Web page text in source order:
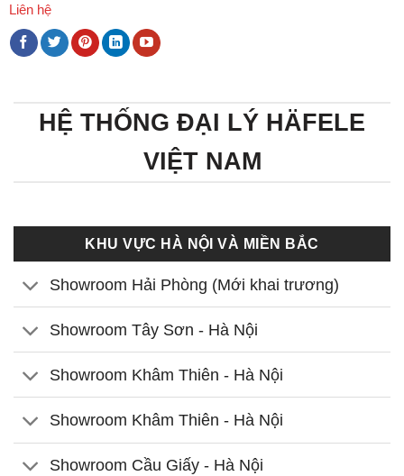
Liên hệ
HỆ THỐNG ĐẠI LÝ HÄFELE
VIỆT NAM
KHU VỰC HÀ NỘI VÀ MIỀN BẮC
Showroom Hải Phòng (Mới khai trương)
Showroom Tây Sơn - Hà Nội
Showroom Khâm Thiên - Hà Nội
Showroom Khâm Thiên - Hà Nội
Showroom Cầu Giấy - Hà Nội